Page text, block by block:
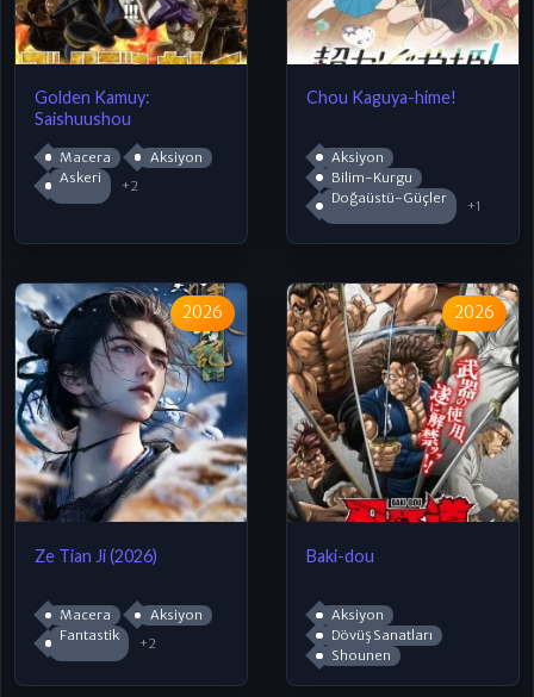
Golden Kamuy:
Saishuushou
Macera
Aksiyon
Askeri
+2
Chou Kaguya-hime!
Aksiyon
Bilim-Kurgu
Doğaüstü-Güçler
+1
2026
Ze Tian Ji (2026)
Macera
Aksiyon
Fantastik
+2
2026
Baki-dou
Aksiyon
Dövüş Sanatları
Shounen